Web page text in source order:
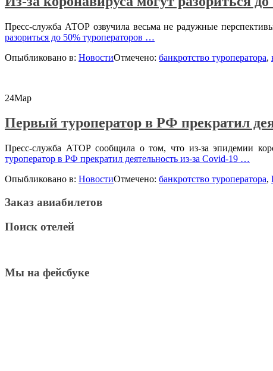
Пресс-служба АТОР озвучила весьма не радужные
разориться до 50% туроператоров …
Опыбликовано в: НовостиОтмечено: банкротство туроператора,
24Мар
Первый туроператор в РФ прекратил
Пресс-служба АТОР сообщила о том, что из-за эпидемии
туроператор в РФ прекратил деятельность из-за Covid-19 …
Опыбликовано в: НовостиОтмечено: банкротство туроператора,
Заказ авиабилетов
Поиск отелей
Мы на фейсбуке